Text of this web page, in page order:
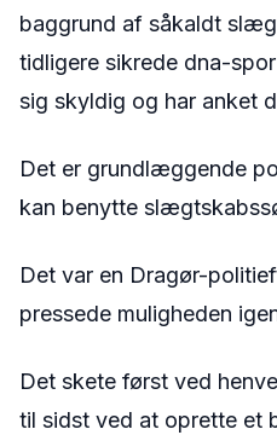
baggrund af såkaldt
tidligere sikrede dna-
sig skyldig og har anket
Det er grundlæggende
kan benytte
Det var en Dragør-
pressede muligheden
Det skete først ved
til sidst ved at oprette et